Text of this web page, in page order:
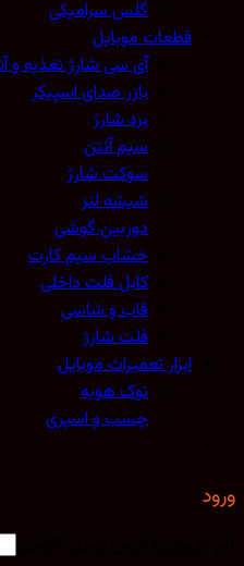
گلس سرامیکی
قطعات موبایل
آی سی شارژ تغذیه و آنتن
بازر صدای اسپیکر
برد شارژ
سیم آنتن
سوکت شارژ
شیشه لنز
دوربین گوشی
خشاب سیم کارت
کابل فلت داخلی
قاب و شاسی
فلت شارژ
ابزار تعمیرات موبایل
نوک هویه
چسب و اسپری